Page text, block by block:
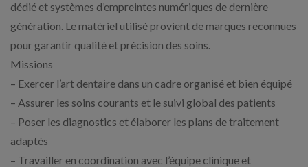
dédié et systèmes d’empreintes numériques de dernière
génération. Le matériel utilisé provient de marques reconnues
pour garantir qualité et précision des soins.
Missions
– Exercer l’art dentaire dans un cadre organisé et bien équipé
– Assurer les soins courants et le suivi global des patients
– Poser les diagnostics et élaborer les plans de traitement
adaptés
– Travailler en coordination avec l’équipe clinique et